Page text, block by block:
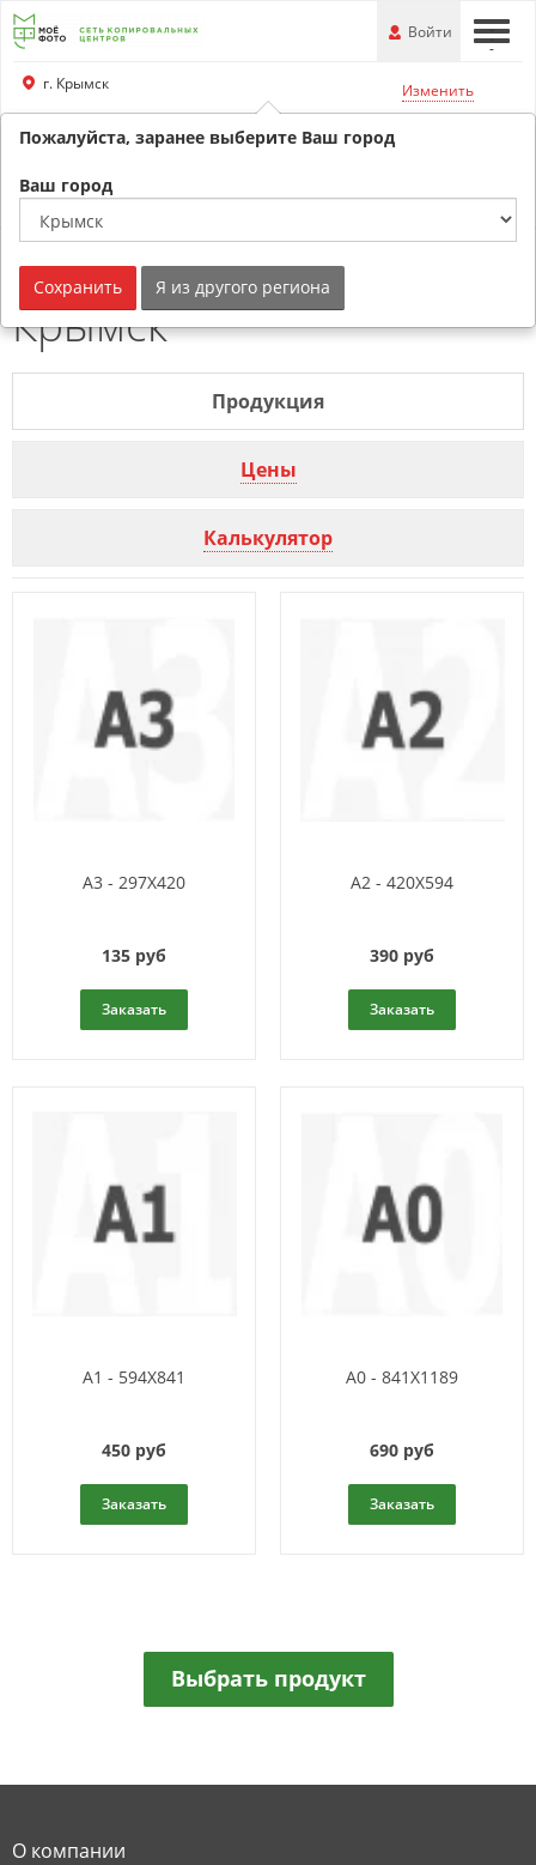
Перейти
основной
информации
---
Войти
г. Крымск Изменить
Обратный звонок
Печать чертежей г.
Крымск
Продукция
Цены
Калькулятор
A3 - 297X420
135 руб
Заказать
A2 - 420X594
390 руб
Заказать
A1 - 594X841
450 руб
Заказать
А0 - 841Х1189
690 руб
Заказать
Выбрать продукт
О компании
Пожалуйста, заранее выберите Ваш город
Ваш город
Сохранить Я из другого региона